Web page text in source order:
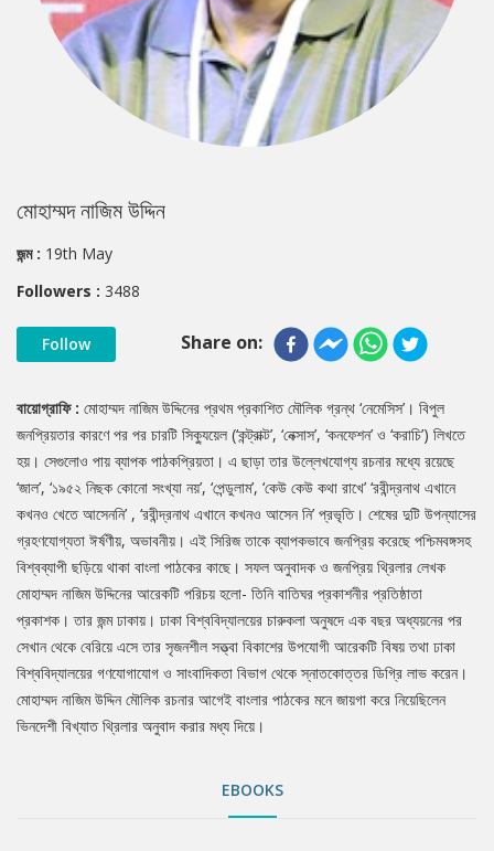
মোহাম্মদ নাজিম উদ্দিন
জন্ম : 19th May
Followers : 3488
Follow Share on:
বায়োগ্রাফি : মোহাম্মদ নাজিম উদ্দিনের প্রথম প্রকাশিত মৌলিক গ্রন্থ ‘নেমেসিস’। বিপুল
জনপ্রিয়তার কারণে পর পর চারটি সিক্যুয়েল (‘কন্ট্রাক্ট’, ‘নেক্সাস’, ‘কনফেশন’ ও ‘করাচি’) লিখতে
হয়। সেগুলোও পায় ব্যাপক পাঠকপ্রিয়তা। এ ছাড়া তার উল্লেখযোগ্য রচনার মধ্যে রয়েছে
‘জাল’, ‘১৯৫২ নিছক কোনো সংখ্যা নয়’, ‘পেন্ডুলাম’, ‘কেউ কেউ কথা রাখে’ ‘রবীন্দ্রনাথ এখানে
কখনও খেতে আসেননি’ , ‘রবীন্দ্রনাথ এখানে কখনও আসেন নি’ প্রভৃতি। শেষের দুটি উপন্যাসের
গ্রহণযোগ্যতা ঈর্ষণীয়, অভাবনীয়। এই সিরিজ তাকে ব্যাপকভাবে জনপ্রিয় করেছে পশ্চিমবঙ্গসহ
বিশ্বব্যাপী ছড়িয়ে থাকা বাংলা পাঠকের কাছে। সফল অনুবাদক ও জনপ্রিয় থ্রিলার লেখক
মোহাম্মদ নাজিম উদ্দিনের আরেকটি পরিচয় হলো- তিনি বাতিঘর প্রকাশনীর প্রতিষ্ঠাতা
প্রকাশক। তার জন্ম ঢাকায়। ঢাকা বিশ্ববিদ্যালয়ের চারুকলা অনুষদে এক বছর অধ্যয়নের পর
সেখান থেকে বেরিয়ে এসে তার সৃজনশীল সত্ত্বা বিকাশের উপযোগী আরেকটি বিষয় তথা ঢাকা
বিশ্ববিদ্যালয়ের গণযোগাযোগ ও সাংবাদিকতা বিভাগ থেকে স্নাতকোত্তর ডিগ্রি লাভ করেন।
মোহাম্মদ নাজিম উদ্দিন মৌলিক রচনার আগেই বাংলার পাঠকের মনে জায়গা করে নিয়েছিলেন
ভিনদেশী বিখ্যাত থ্রিলার অনুবাদ করার মধ্য দিয়ে।
EBOOKS